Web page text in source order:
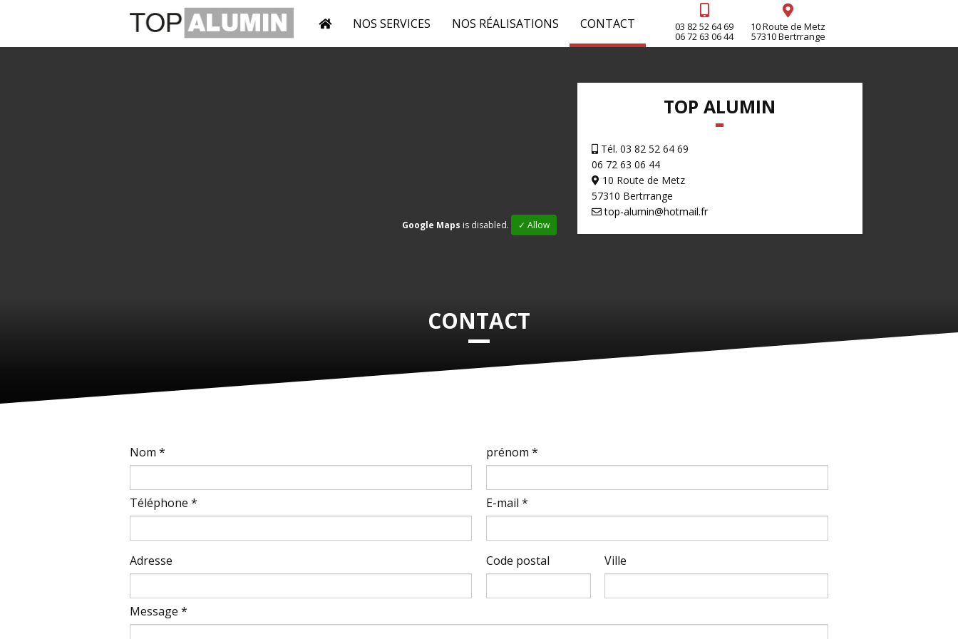
NOS SERVICES NOS RÉALISATIONS CONTACT 03 82 52 64 69
06 72 63 06 44
10 Route de Metz
57310 Bertrrange
CONTACT
Google Maps is disabled. ✓ Allow
TOP ALUMIN
Tél. 03 82 52 64 69
06 72 63 06 44
10 Route de Metz
57310 Bertrrange
top-alumin@hotmail.fr
Nom * prénom *
Téléphone * E-mail *
Adresse Code postal Ville
Message *